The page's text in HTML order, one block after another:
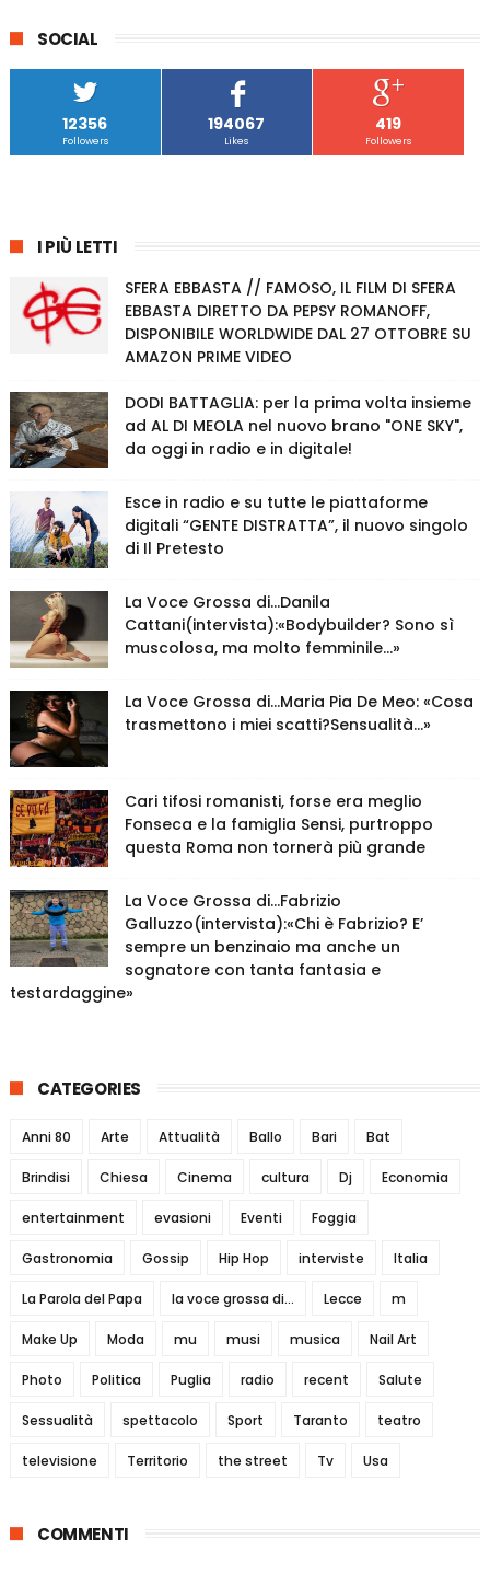
SOCIAL
12356
Followers
194067
Likes
419
Followers
I PIÙ LETTI
SFERA EBBASTA // FAMOSO, IL FILM DI SFERA
EBBASTA DIRETTO DA PEPSY ROMANOFF,
DISPONIBILE WORLDWIDE DAL 27 OTTOBRE SU
AMAZON PRIME VIDEO
DODI BATTAGLIA: per la prima volta insieme
ad AL DI MEOLA nel nuovo brano "ONE SKY",
da oggi in radio e in digitale!
Esce in radio e su tutte le piattaforme
digitali “GENTE DISTRATTA”, il nuovo singolo
di Il Pretesto
La Voce Grossa di…Danila
Cattani(intervista):«Bodybuilder? Sono sì
muscolosa, ma molto femminile…»
La Voce Grossa di…Maria Pia De Meo: «Cosa
trasmettono i miei scatti?Sensualità…»
Cari tifosi romanisti, forse era meglio
Fonseca e la famiglia Sensi, purtroppo
questa Roma non tornerà più grande
La Voce Grossa di…Fabrizio
Galluzzo(intervista):«Chi è Fabrizio? E’
sempre un benzinaio ma anche un
sognatore con tanta fantasia e
testardaggine»
CATEGORIES
Anni 80 Arte Attualità Ballo Bari Bat
Brindisi Chiesa Cinema cultura Dj Economia
entertainment evasioni Eventi Foggia
Gastronomia Gossip Hip Hop interviste Italia
La Parola del Papa la voce grossa di... Lecce m
Make Up Moda mu musi musica Nail Art
Photo Politica Puglia radio recent Salute
Sessualità spettacolo Sport Taranto teatro
televisione Territorio the street Tv Usa
COMMENTI